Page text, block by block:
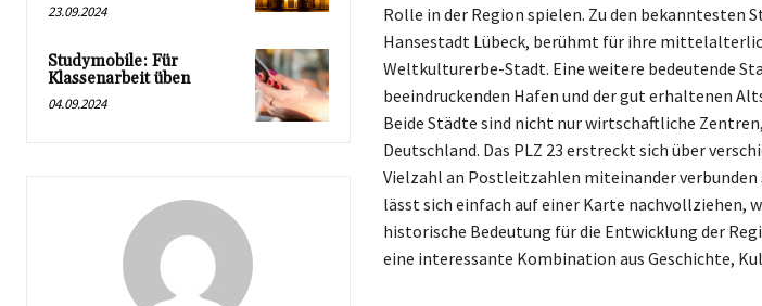
23.09.2024
Studymobile: Für
Klassenarbeit üben
04.09.2024
Rolle in der Region spielen. Zu den bekanntesten
Hansestadt Lübeck, berühmt für ihre
Weltkulturerbe-Stadt. Eine weitere bedeutende
beeindruckenden Hafen und der gut erhaltenen
Beide Städte sind nicht nur wirtschaftliche
Deutschland. Das PLZ 23 erstreckt sich über
Vielzahl an Postleitzahlen miteinander verbunden
lässt sich einfach auf einer Karte nachvollziehen,
historische Bedeutung für die Entwicklung der
eine interessante Kombination aus Geschichte,